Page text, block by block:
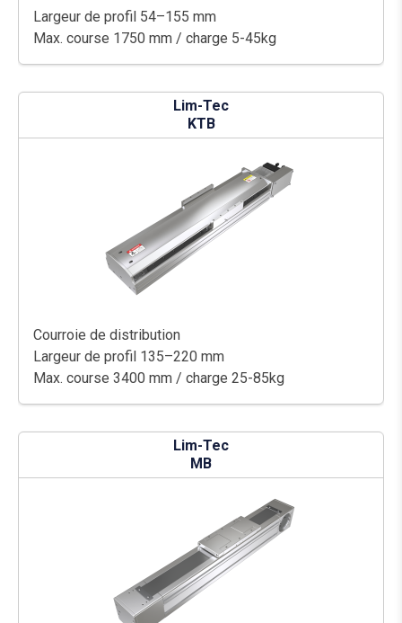
Largeur de profil 54–155 mm
Max. course 1750 mm / charge 5-45kg
Lim-Tec
KTB
Courroie de distribution
Largeur de profil 135–220 mm
Max. course 3400 mm / charge 25-85kg
Lim-Tec
MB